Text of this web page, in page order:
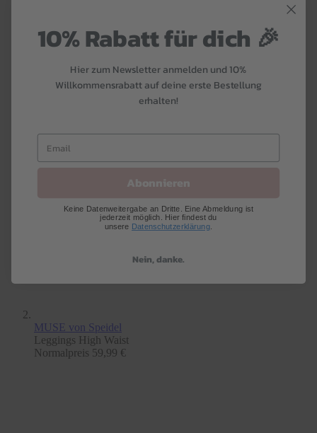
MUSE von Speidel
Leggings High Waist
Normalpreis 59,99 €
10% Rabatt für dich 🎉
Hier zum Newsletter anmelden und 10%
Willkommensrabatt auf deine erste Bestellung
erhalten!
Keine Datenweitergabe an Dritte. Eine Abmeldung ist
jederzeit möglich. Hier findest du
unsere Datenschutzerklärung
Nein, danke.